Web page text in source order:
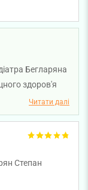
Бегларяна
здоров'я
Читати далі
Степан